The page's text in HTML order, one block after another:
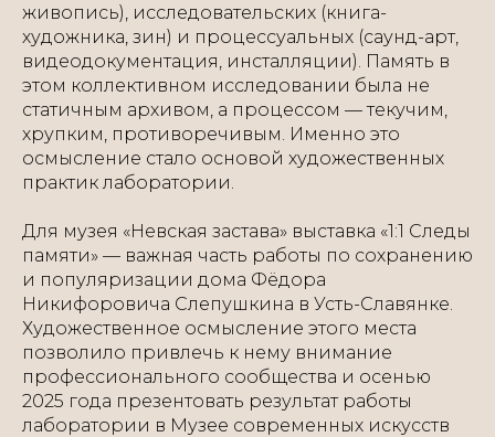
живопись), исследовательских (книга-
художника, зин) и процессуальных (саунд-арт,
видеодокументация, инсталляции). Память в
этом коллективном исследовании была не
статичным архивом, а процессом — текучим,
хрупким, противоречивым. Именно это
осмысление стало основой художественных
практик лаборатории.
Для музея «Невская застава» выставка «1:1 Следы
памяти» — важная часть работы по сохранению
и популяризации дома Фёдора
Никифоровича Слепушкина в Усть-Славянке.
Художественное осмысление этого места
позволило привлечь к нему внимание
профессионального сообщества и осенью
2025 года презентовать результат работы
лаборатории в Музее современных искусств